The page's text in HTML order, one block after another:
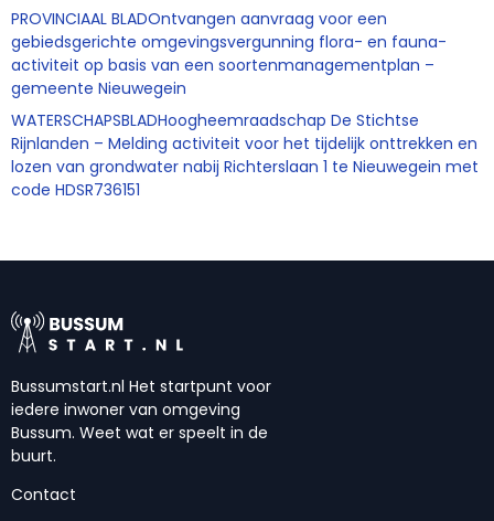
PROVINCIAAL BLADOntvangen aanvraag voor een
gebiedsgerichte omgevingsvergunning flora- en fauna-
activiteit op basis van een soortenmanagementplan –
gemeente Nieuwegein
WATERSCHAPSBLADHoogheemraadschap De Stichtse
Rijnlanden – Melding activiteit voor het tijdelijk onttrekken en
lozen van grondwater nabij Richterslaan 1 te Nieuwegein met
code HDSR736151
Bussumstart.nl Het startpunt voor
iedere inwoner van omgeving
Bussum. Weet wat er speelt in de
buurt.
Contact